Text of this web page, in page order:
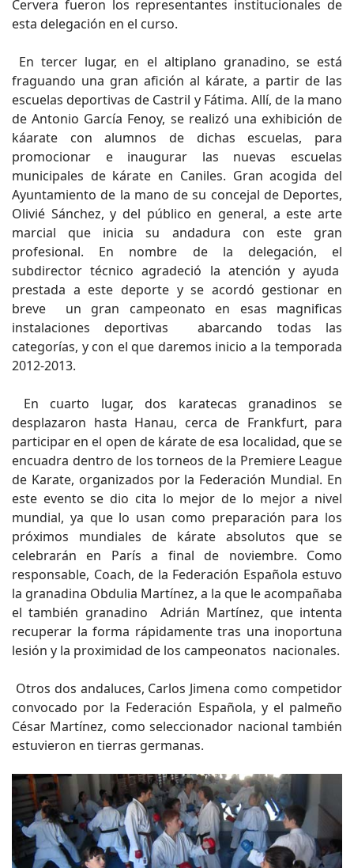
Cervera fueron los representantes institucionales de
esta delegación en el curso.
En tercer lugar, en el altiplano granadino, se está
fraguando una gran afición al kárate, a partir de las
escuelas deportivas de Castril y Fátima. Allí, de la mano
de Antonio García Fenoy, se realizó una exhibición de
káarate con alumnos de dichas escuelas, para
promocionar e inaugurar las nuevas escuelas
municipales de kárate en Caniles. Gran acogida del
Ayuntamiento de la mano de su concejal de Deportes,
Olivié Sánchez, y del público en general, a este arte
marcial que inicia su andadura con este gran
profesional. En nombre de la delegación, el
subdirector técnico agradeció la atención y ayuda
prestada a este deporte y se acordó gestionar en
breve un gran campeonato en esas magnificas
instalaciones deportivas abarcando todas las
categorías, y con el que daremos inicio a la temporada
2012-2013.
En cuarto lugar, dos karatecas granadinos se
desplazaron hasta Hanau, cerca de Frankfurt, para
participar en el open de kárate de esa localidad, que se
encuadra dentro de los torneos de la Premiere League
de Karate, organizados por la Federación Mundial. En
este evento se dio cita lo mejor de lo mejor a nivel
mundial, ya que lo usan como preparación para los
próximos mundiales de kárate absolutos que se
celebrarán en París a final de noviembre. Como
responsable, Coach, de la Federación Española estuvo
la granadina Obdulia Martínez, a la que le acompañaba
el también granadino Adrián Martínez, que intenta
recuperar la forma rápidamente tras una inoportuna
lesión y la proximidad de los campeonatos nacionales.
Otros dos andaluces, Carlos Jimena como competidor
convocado por la Federación Española, y el palmeño
César Martínez, como seleccionador nacional también
estuvieron en tierras germanas.